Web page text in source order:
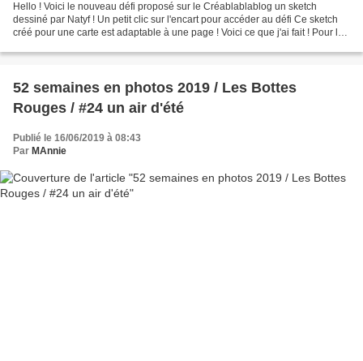
Hello ! Voici le nouveau défi proposé sur le Créablablablog un sketch
dessiné par Natyf ! Un petit clic sur l'encart pour accéder au défi Ce sketch
créé pour une carte est adaptable à une page ! Voici ce que j'ai fait ! Pour le
52 semaines en photos 2019 / Les Bottes
Rouges / #24 un air d'été
Publié le 16/06/2019 à 08:43
Par MAnnie